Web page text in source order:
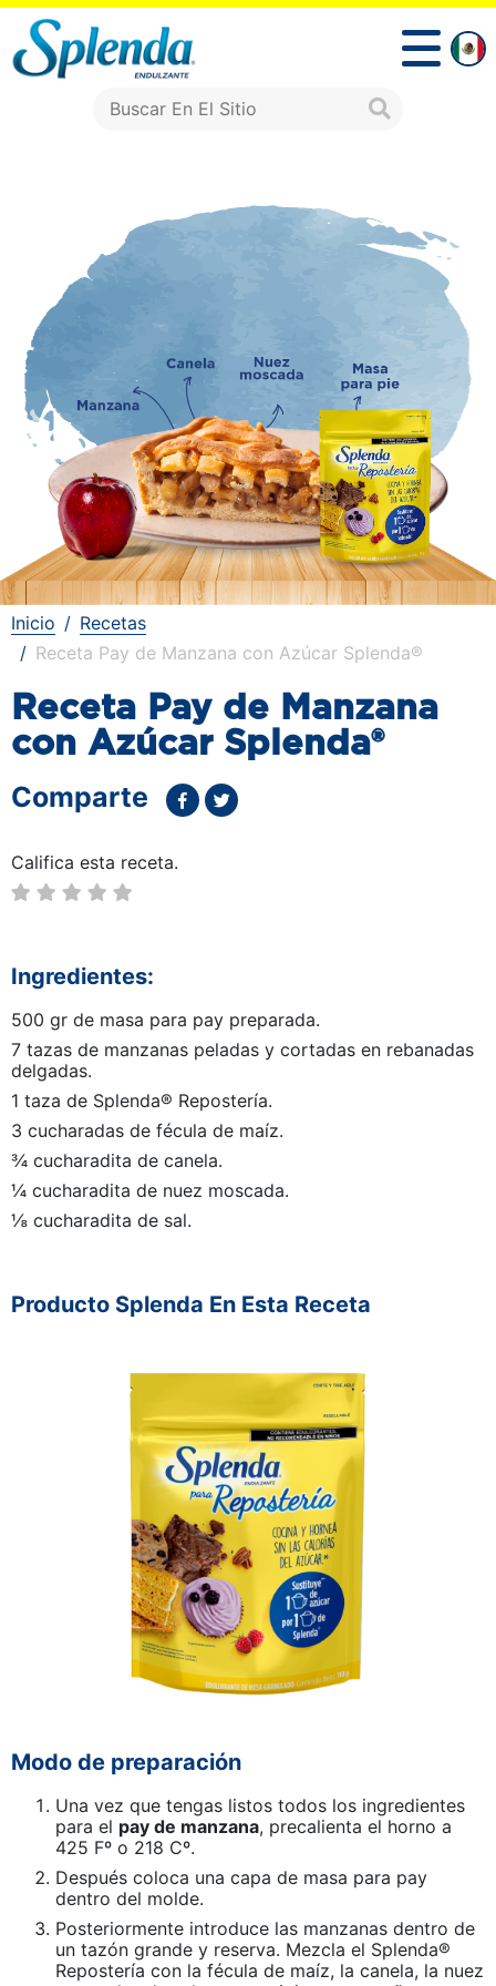
Inicio
Recetas
Receta Pay de Manzana con Azúcar Splenda®
Receta Pay de Manzana
con Azúcar Splenda®
Comparte
Califica esta receta.
Ingredientes:
500 gr de masa para pay preparada.
7 tazas de manzanas peladas y cortadas en rebanadas
delgadas.
1 taza de Splenda® Repostería.
3 cucharadas de fécula de maíz.
¾ cucharadita de canela.
¼ cucharadita de nuez moscada.
⅛ cucharadita de sal.
Producto Splenda En Esta Receta
Modo de preparación
Una vez que tengas listos todos los ingredientes
para el pay de manzana, precalienta el horno a
425 Fº o 218 Cº.
Después coloca una capa de masa para pay
dentro del molde.
Posteriormente introduce las manzanas dentro de
un tazón grande y reserva. Mezcla el Splenda®
Repostería con la fécula de maíz, la canela, la nuez